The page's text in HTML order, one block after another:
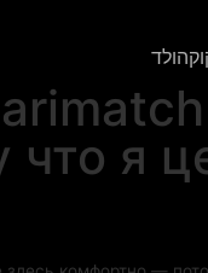
что я